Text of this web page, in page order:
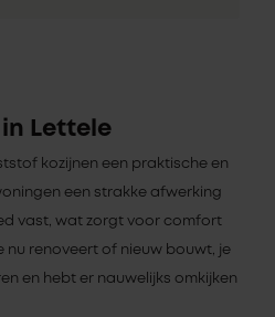
Lettele
kozijnen een praktische en
een strakke afwerking
vast, wat zorgt voor comfort
nu renoveert of nieuw bouwt, je
en hebt er nauwelijks omkijken